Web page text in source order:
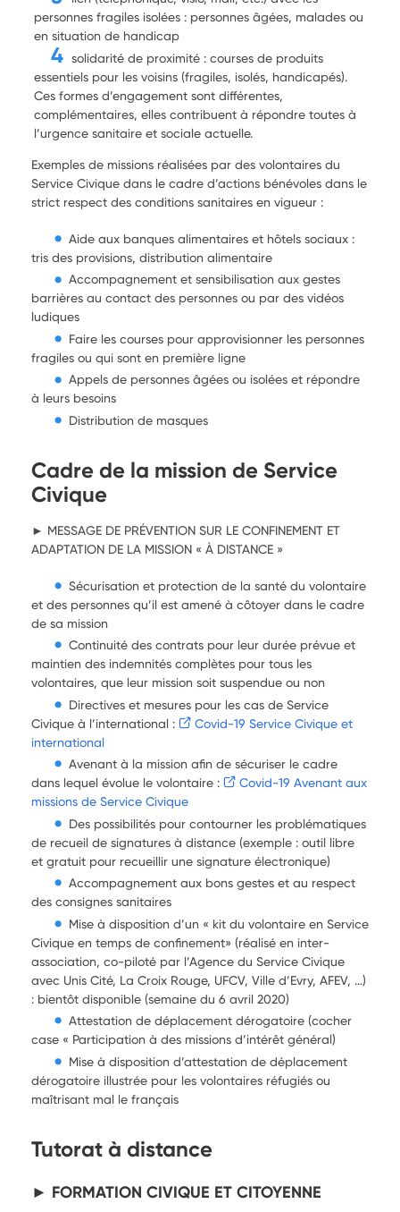
personnes fragiles isolées : personnes âgées, malades ou
en situation de handicap
solidarité de proximité : courses de produits
essentiels pour les voisins (fragiles, isolés, handicapés).
Ces formes d’engagement sont différentes,
complémentaires, elles contribuent à répondre toutes à
l’urgence sanitaire et sociale actuelle.
Exemples de missions réalisées par des volontaires du
Service Civique dans le cadre d’actions bénévoles dans le
strict respect des conditions sanitaires en vigueur :
Aide aux banques alimentaires et hôtels sociaux :
tris des provisions, distribution alimentaire
Accompagnement et sensibilisation aux gestes
barrières au contact des personnes ou par des vidéos
ludiques
Faire les courses pour approvisionner les personnes
fragiles ou qui sont en première ligne
Appels de personnes âgées ou isolées et répondre
à leurs besoins
Distribution de masques
Cadre de la mission de Service
Civique
► MESSAGE DE PRÉVENTION SUR LE CONFINEMENT ET
ADAPTATION DE LA MISSION « À DISTANCE »
Sécurisation et protection de la santé du volontaire
et des personnes qu’il est amené à côtoyer dans le cadre
de sa mission
Continuité des contrats pour leur durée prévue et
maintien des indemnités complètes pour tous les
volontaires, que leur mission soit suspendue ou non
Directives et mesures pour les cas de Service
Civique à l’international :
Covid-19 Service Civique et
international
Avenant à la mission afin de sécuriser le cadre
dans lequel évolue le volontaire :
Covid-19 Avenant aux
missions de Service Civique
Des possibilités pour contourner les problématiques
de recueil de signatures à distance (exemple : outil libre
et gratuit pour recueillir une signature électronique)
Accompagnement aux bons gestes et au respect
des consignes sanitaires
Mise à disposition d’un « kit du volontaire en Service
Civique en temps de confinement» (réalisé en inter-
association, co-piloté par l’Agence du Service Civique
avec Unis Cité, La Croix Rouge, UFCV, Ville d’Evry, AFEV, …)
: bientôt disponible (semaine du 6 avril 2020)
Attestation de déplacement dérogatoire (cocher
case « Participation à des missions d’intérêt général)
Mise à disposition d’attestation de déplacement
dérogatoire illustrée pour les volontaires réfugiés ou
maîtrisant mal le français
Tutorat à distance
► FORMATION CIVIQUE ET CITOYENNE